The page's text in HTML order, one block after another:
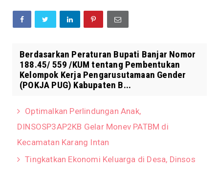
Berdasarkan Peraturan Bupati Banjar Nomor
188.45/ 559 /KUM tentang Pembentukan
Kelompok Kerja Pengarusutamaan Gender
(POKJA PUG) Kabupaten B...
Optimalkan Perlindungan Anak,
DINSOSP3AP2KB Gelar Monev PATBM di
Kecamatan Karang Intan
Tingkatkan Ekonomi Keluarga di Desa, Dinsos